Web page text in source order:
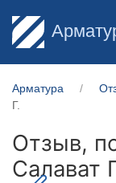
Арматура
Г.
Отзыв,
Салават